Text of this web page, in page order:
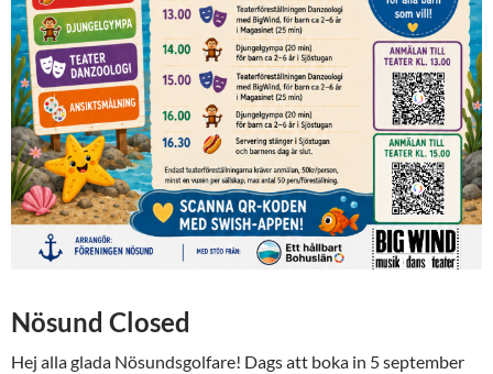
Nösund Closed
Hej alla glada Nösundsgolfare! Dags att boka in 5 september